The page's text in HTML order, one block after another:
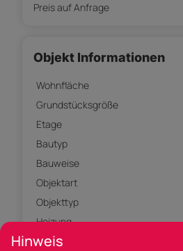
Preis auf Anfrage
Objekt Informationen
Wohnfläche
Grundstücksgröße
Etage
Bautyp
Bauweise
Objektart
Objekttyp
Heizung
Hinweis